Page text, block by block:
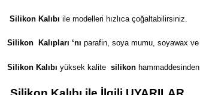
Silikon Kalıbı ile modelleri hızlıca çoğaltabilirsiniz.
Silikon Kalıpları ‘nı parafin, soya mumu, soyawax
Silikon Kalıbı yüksek kalite silikon